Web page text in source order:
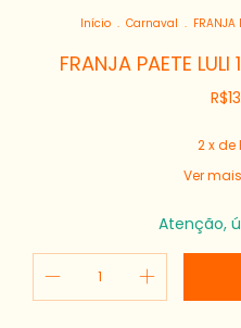
Início . Carnaval . FRANJA
FRANJA PAETE
2x de
Ver
Atenção,